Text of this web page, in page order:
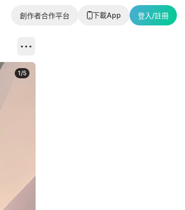
創作者合作平台 下載App 登入/註冊
1/5